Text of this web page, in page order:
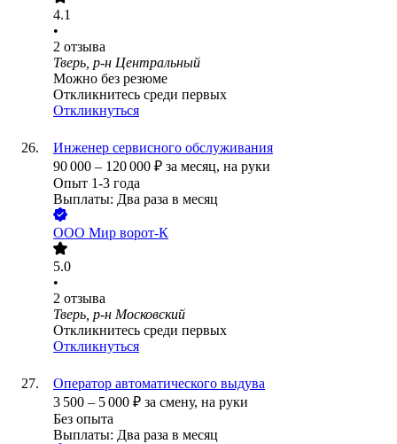
4.1
•
2 отзыва
Тверь, р-н Центральный
Можно без резюме
Откликнитесь среди первых
Откликнуться
Инженер сервисного обслуживания
90 000 – 120 000 ₽ за месяц, на руки
Опыт 1-3 года
Выплаты: Два раза в месяц
ООО Мир ворот-К
5.0
•
2 отзыва
Тверь, р-н Московский
Откликнитесь среди первых
Откликнуться
Оператор автоматического выдува
3 500 – 5 000 ₽ за смену, на руки
Без опыта
Выплаты: Два раза в месяц